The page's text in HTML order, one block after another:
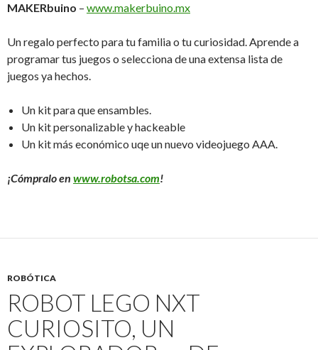
MAKERbuino – www.makerbuino.mx
Un regalo perfecto para tu familia o tu curiosidad. Aprende a
programar tus juegos o selecciona de una extensa lista de
juegos ya hechos.
Un kit para que ensambles.
Un kit personalizable y hackeable
Un kit más económico uqe un nuevo videojuego AAA.
¡Cómpralo en www.robotsa.com!
ROBÓTICA
ROBOT LEGO NXT
CURIOSITO, UN